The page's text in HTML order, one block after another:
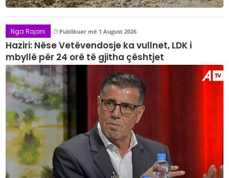
Nga Rajoni Publikuar më 1 August 2026
Haziri: Nëse Vetëvendosje ka vullnet, LDK i
mbyllë për 24 orë të gjitha çështjet